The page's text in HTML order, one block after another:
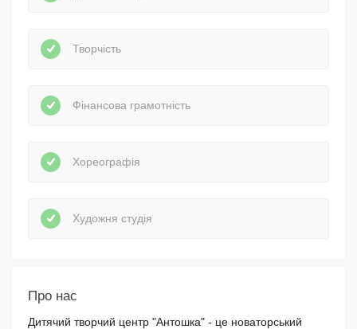
Творчість
Фінансова грамотність
Хореографія
Художня студія
Про нас
Дитячий творчий центр "Антошка" - це новаторський